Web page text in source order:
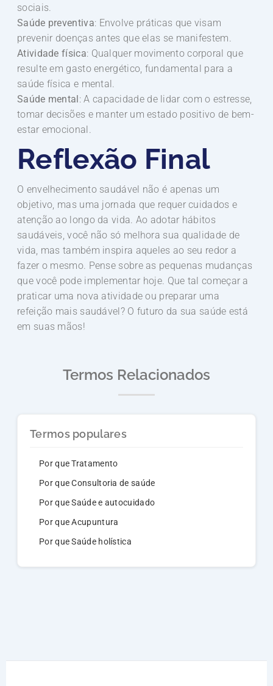
sociais.
Saúde preventiva: Envolve práticas que visam
prevenir doenças antes que elas se manifestem.
Atividade física: Qualquer movimento corporal que
resulte em gasto energético, fundamental para a
saúde física e mental.
Saúde mental : A capacidade de lidar com o estresse,
tomar decisões e manter um estado positivo de bem-
estar emocional.
Reflexão Final
O envelhecimento saudável não é apenas um
objetivo, mas uma jornada que requer cuidados e
atenção ao longo da vida. Ao adotar hábitos
saudáveis, você não só melhora sua qualidade de
vida, mas também inspira aqueles ao seu redor a
fazer o mesmo. Pense sobre as pequenas mudanças
que você pode implementar hoje. Que tal começar a
praticar uma nova atividade ou preparar uma
refeição mais saudável? O futuro da sua saúde está
em suas mãos!
Termos Relacionados
Termos populares
Por que Tratamento
Por que Consultoria de saúde
Por que Saúde e autocuidado
Por que Acupuntura
Por que Saúde holística